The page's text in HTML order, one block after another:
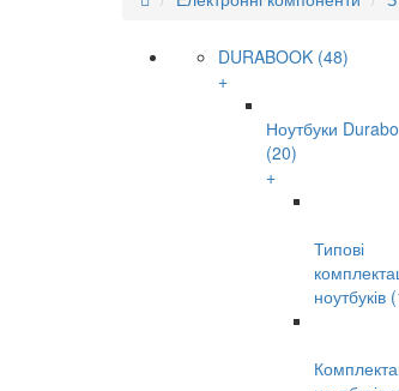
DURABOOK (48)
+
Ноутбуки
(20)
+
Типові
ноутбуків